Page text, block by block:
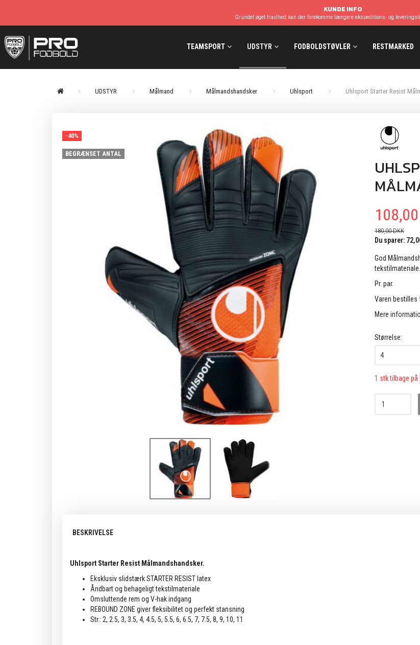
KUNDE INFO
Grundet øget travlhed kan der forekomme længere ekspeditions- og
TEAMSPORT UDSTYR FODBOLDSTØVLER RESTMARKED
UDSTYR Målmand Målmandshandsker Uhlsport Uhlsport Starter Resist
-40%
BEGRÆNSET ANTAL
180,00 DKK
Du sparer:
God
tekstilmateriale.
Pr. par.
Varen bestilles
Mere
Størrelse:
1 stk tilbage på
BESKRIVELSE
Uhlsport Starter Resist Målmandshandsker.
Eksklusiv slidstærk STARTER RESIST latex
Åndbart og behageligt tekstilmateriale
Omsluttende rem og V-hak indgang
REBOUND ZONE giver fleksibilitet og perfekt stansning
Str.: 2, 2.5, 3, 3.5, 4, 4.5, 5, 5.5, 6, 6.5, 7, 7.5, 8, 9, 10, 11